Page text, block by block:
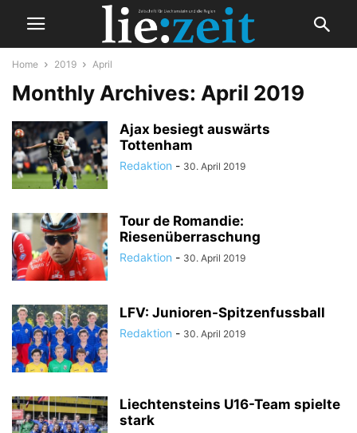
Home 2019 April
Monthly Archives: April 2019
Ajax besiegt auswärts
Tottenham
Redaktion - 30. April 2019
Tour de Romandie:
Riesenüberraschung
Redaktion - 30. April 2019
LFV: Junioren-Spitzenfussball
Redaktion - 30. April 2019
Liechtensteins U16-Team spielte
stark